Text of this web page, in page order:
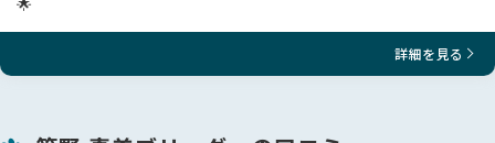
詳細を見る